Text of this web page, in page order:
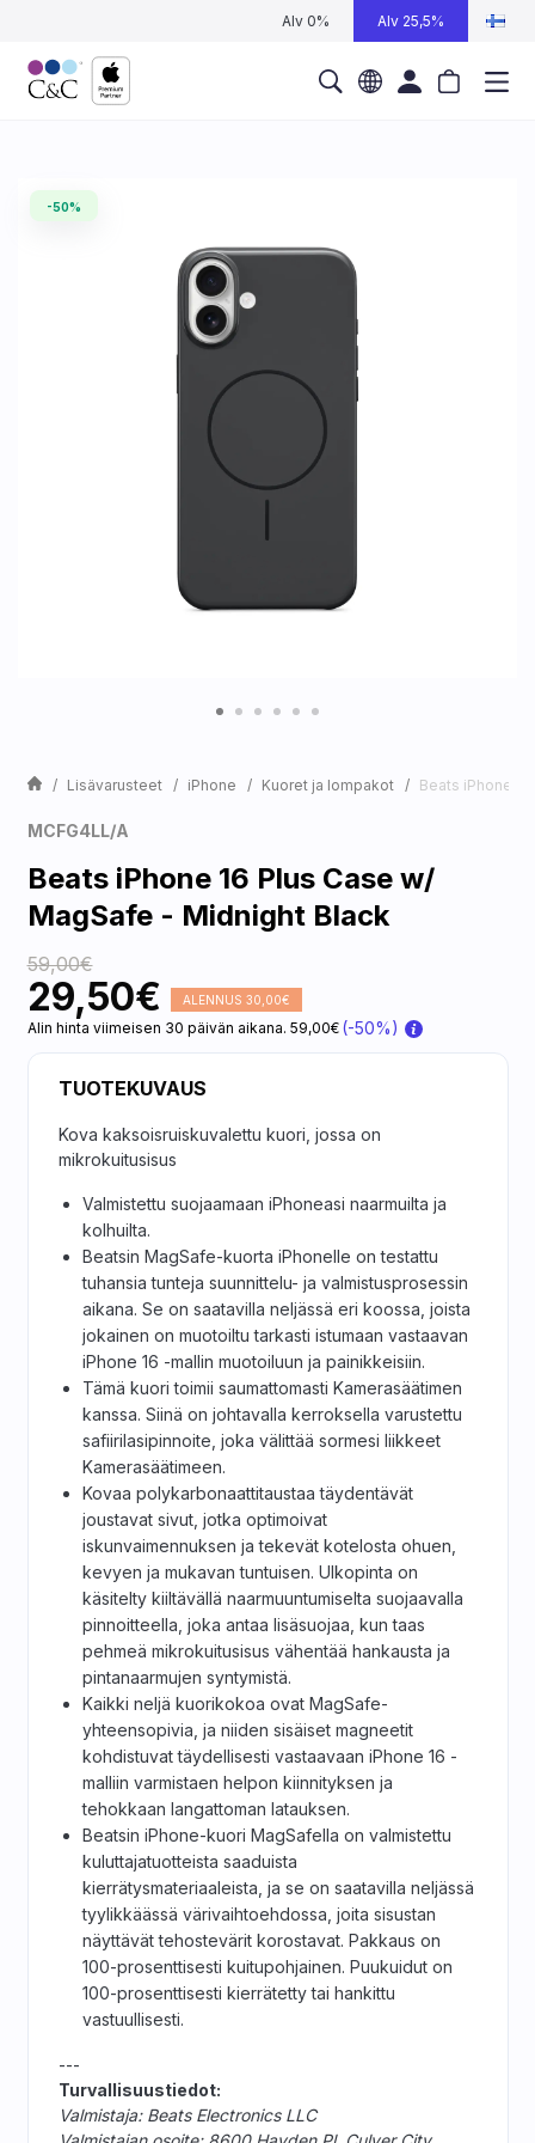
Alv 0% Alv 25,5%
-50%
Lisävarusteet iPhone Kuoret ja lompakot Beats iPhone
MCFG4LL/A
Beats iPhone 16 Plus Case w/
MagSafe - Midnight Black
59,00€
29,50€ ALENNUS 30,00€
Alin hinta viimeisen 30 päivän aikana. 59,00€ (-50%)
TUOTEKUVAUS
Kova kaksoisruiskuvalettu kuori, jossa on
mikrokuitusisus
Valmistettu suojaamaan iPhoneasi naarmuilta ja
kolhuilta.
Beatsin MagSafe-kuorta iPhonelle on testattu
tuhansia tunteja suunnittelu- ja valmistusprosessin
aikana. Se on saatavilla neljässä eri koossa, joista
jokainen on muotoiltu tarkasti istumaan vastaavan
iPhone 16 -mallin muotoiluun ja painikkeisiin.
Tämä kuori toimii saumattomasti Kamerasäätimen
kanssa. Siinä on johtavalla kerroksella varustettu
safiirilasipinnoite, joka välittää sormesi liikkeet
Kamerasäätimeen.
Kovaa polykarbonaattitaustaa täydentävät
joustavat sivut, jotka optimoivat
iskunvaimennuksen ja tekevät kotelosta ohuen,
kevyen ja mukavan tuntuisen. Ulkopinta on
käsitelty kiiltävällä naarmuuntumiselta suojaavalla
pinnoitteella, joka antaa lisäsuojaa, kun taas
pehmeä mikrokuitusisus vähentää hankausta ja
pintanaarmujen syntymistä.
Kaikki neljä kuorikokoa ovat MagSafe-
yhteensopivia, ja niiden sisäiset magneetit
kohdistuvat täydellisesti vastaavaan iPhone 16 -
malliin varmistaen helpon kiinnityksen ja
tehokkaan langattoman latauksen.
Beatsin iPhone-kuori MagSafella on valmistettu
kuluttajatuotteista saaduista
kierrätysmateriaaleista, ja se on saatavilla neljässä
tyylikkäässä värivaihtoehdossa, joita sisustan
näyttävät tehostevärit korostavat. Pakkaus on
100-prosenttisesti kuitupohjainen. Puukuidut on
100-prosenttisesti kierrätetty tai hankittu
vastuullisesti.
---
Turvallisuustiedot:
Valmistaja: Beats Electronics LLC